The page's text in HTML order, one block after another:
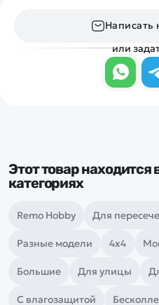
Написать
или
Этот товар
категориях
Remo Hobby Для
Разные модели 4х4
Большие Для улицы
С влагозащитой